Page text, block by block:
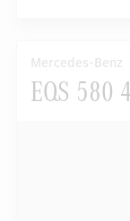
Mercedes-Benz
EQS 580